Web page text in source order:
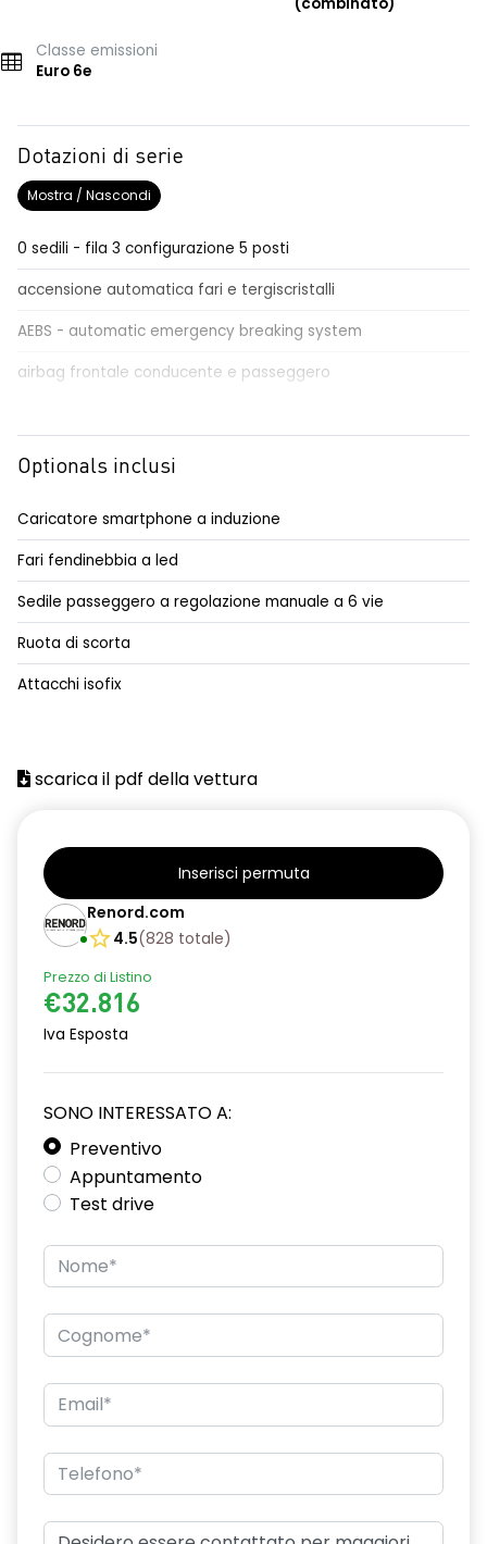
Classe emissioni
Euro 6e
Dotazioni di serie
Mostra / Nascondi
0 sedili - fila 3 configurazione 5 posti
accensione automatica fari e tergiscristalli
AEBS - automatic emergency breaking system
airbag frontale conducente e passeggero
alzacristalli anteriori elettrici, impulsionali lato conducente
bocchette di areazione posteriori - fila 2
cassetto portaoggetti scorrevole easy life - lato
passeggero
chiamata di emergenza - Renault emergency call
climatizzatore automatico bi-zona
console centrale con bracciolo portaoggetti
easy access system
fari full LED
frecce di direzione a LED
freno di stazionamento elettrico
HARM04
maniglie esterne portiere verniciate in tinta carrozzeria
mensola portaoggetti sopra il parabrezza
porta posteriore sinistra scorrevole con lunotto apribile
quadro strumenti analogico con driver display da 7'' a colori
rear view camera - parking camera posteriore
sedile conducente con regolazione lombare
sellerie in tessuto CHIKU
Optionals inclusi
Caricatore smartphone a induzione
Fari fendinebbia a led
Sedile passeggero a regolazione manuale a 6 vie
Ruota di scorta
Attacchi isofix
scarica il pdf della vettura
Inserisci permuta
Renord.com
4.5(828 totale)
Prezzo di Listino
€32.816
Iva Esposta
SONO INTERESSATO A:
Preventivo
Appuntamento
Test drive